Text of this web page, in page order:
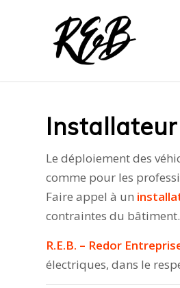
Le déploiement des
comme pour les
Faire appel à un
contraintes du bâtiment.
R.E.B. – Redor
électriques, dans le